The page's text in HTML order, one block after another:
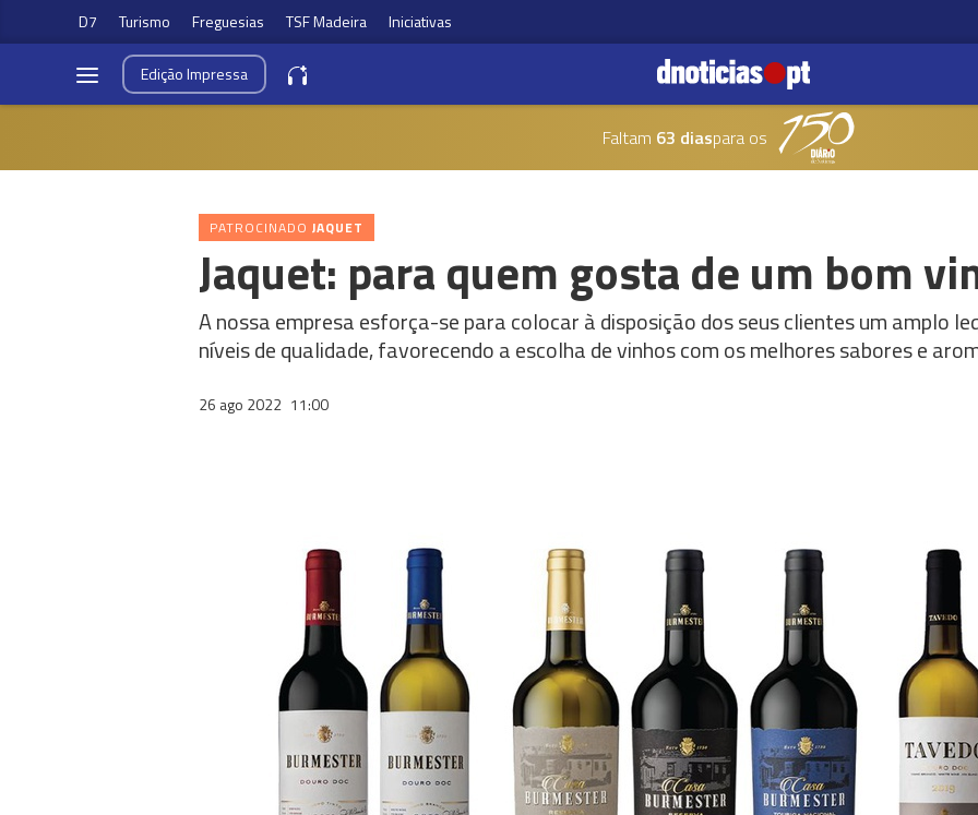
D7 Turismo Freguesias TSF Madeira Iniciativas
EdiçãoImpressa
Faltam 63 diaspara os
PATROCINADO JAQUET
Jaquet: para quem gosta de um bom
A nossa empresa esforça-se para colocar à disposição dos seus clientes um amplo
níveis de qualidade, favorecendo a escolha de vinhos com os melhores sabores e
26 ago 2022 11:00